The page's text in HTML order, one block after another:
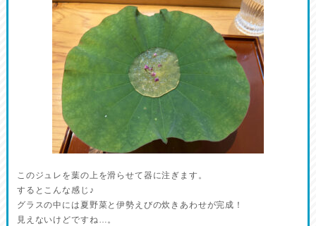
このジュレを葉の上を滑らせて器に注ぎます。
するとこんな感じ♪
グラスの中には夏野菜と伊勢えびの炊きあわせが完成！
見えないけどですね…。